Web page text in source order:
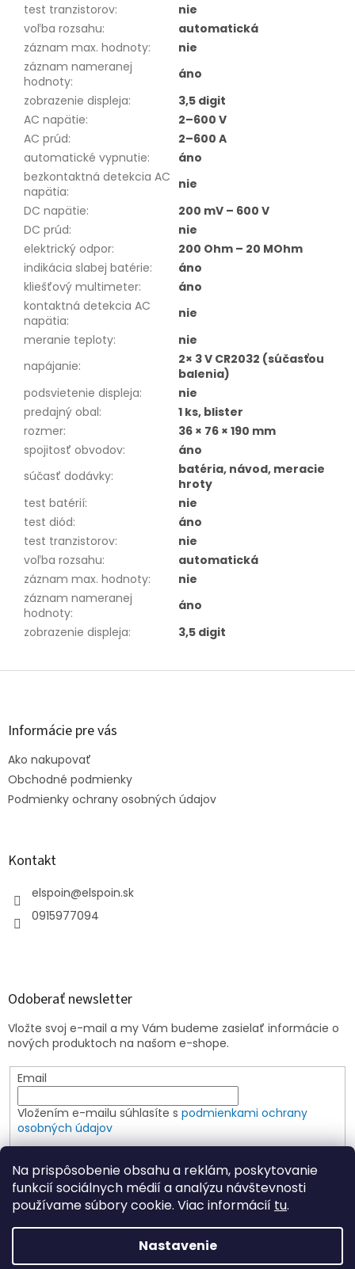
Na prispôsobenie obsahu a reklám, poskytovanie
funkcií sociálnych médií a analýzu návštevnosti
používame súbory cookie. Viac informácií tu.
Nastavenie
test tranzistorov:
nie
voľba rozsahu:
automatická
záznam max. hodnoty:
nie
záznam nameranej
hodnoty:
áno
zobrazenie displeja:
3,5 digit
AC napätie:
2–600 V
AC prúd:
2–600 A
automatické vypnutie:
áno
bezkontaktná detekcia AC
napätia:
nie
DC napätie:
200 mV – 600 V
DC prúd:
nie
elektrický odpor:
200 Ohm – 20 MOhm
indikácia slabej batérie:
áno
kliešťový multimeter:
áno
kontaktná detekcia AC
napätia:
nie
meranie teploty:
nie
napájanie:
2× 3 V CR2032 (súčasťou
balenia)
podsvietenie displeja:
nie
predajný obal:
1 ks, blister
rozmer:
36 × 76 × 190 mm
spojitosť obvodov:
áno
súčasť dodávky:
batéria, návod, meracie
hroty
test batérií:
nie
test diód:
áno
test tranzistorov:
nie
voľba rozsahu:
automatická
záznam max. hodnoty:
nie
záznam nameranej
hodnoty:
áno
zobrazenie displeja: 3,5 digit
Z
Informácie pre vás
Ako nakupovať
Obchodné podmienky
Podmienky ochrany osobných údajov
Kontakt
elspoin@elspoin.sk
0915977094
Odoberať newsletter
Vložte svoj e-mail a my Vám budeme zasielať informácie o
nových produktoch na našom e-shope.
Email
Vložením e-mailu súhlasíte s podmienkami ochrany
osobných údajov
PRIHLÁSIŤ SA